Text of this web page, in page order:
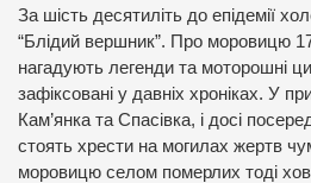
За шість десятиліть до епідемії
“Блідий вершник”. Про моровицю
нагадують легенди та моторошні
зафіксовані у давніх хроніках. У
Кам’янка та Спасівка, і досі
стоять хрести на могилах жертв
моровицю селом померлих тоді